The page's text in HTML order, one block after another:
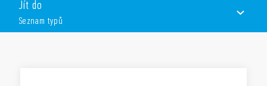
1Z nebo 2Z
3 různé kroky spínání kontaktů
cívky AC
Jít do
Seznam typů